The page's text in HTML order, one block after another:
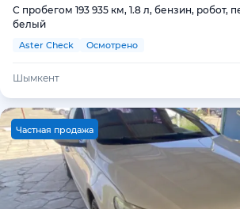
С пробегом 193 935 км, 1.8 л, бензин, робот,
белый
Aster Check Осмотрено
Шымкент
Частная продажа